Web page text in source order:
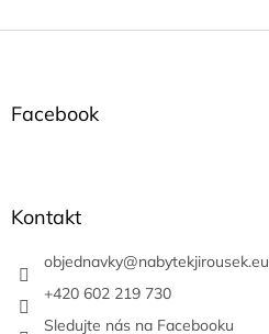
Facebook
Kontakt
objednavky@nabytekjirousek.eu
+420 602 219 730
Sledujte nás na Facebooku